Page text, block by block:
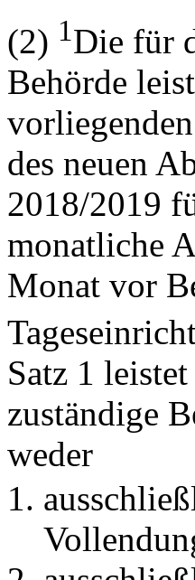
(2) 1Die für
Behörde
des neuen
2018/2019
monatliche
Monat vor
Satz 1
zuständige
weder